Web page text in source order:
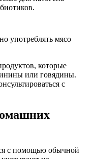
употреблять мясо
которые
или говядины.
с
с помощью обычной